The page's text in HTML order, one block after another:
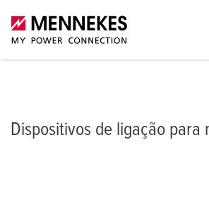
Dispositivos de ligação
Dispositivos de ligação para